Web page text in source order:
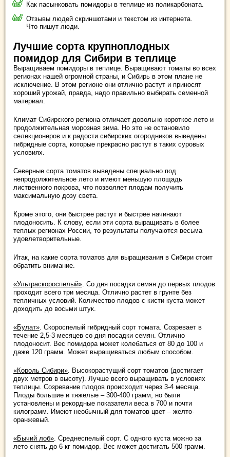
Как пасынковать помидоры в теплице из поликарбоната.
Отзывы людей скриншотами и текстом из интернета.
Что пишут люди.
Лучшие сорта крупноплодных
помидор для Сибири в теплице
Выращиваем помидоры в теплице. Выращивают томаты во всех
регионах нашей огромной страны, и Сибирь в этом плане не
исключение. В этом регионе они отлично растут и приносят
хороший урожай, правда, надо правильно выбирать семенной
материал.
Климат Сибирского региона отличает довольно короткое лето и
продолжительная морозная зима. Но это не остановило
селекционеров и к радости сибирских огородников выведены
гибридные сорта, которые прекрасно растут в таких суровых
условиях.
Северные сорта томатов выведены специально под
непродолжительное лето и имеют меньшую площадь
лиственного покрова, что позволяет плодам получить
максимальную дозу света.
Кроме этого, они быстрее растут и быстрее начинают
плодоносить. К слову, если эти сорта выращивать в более
теплых регионах России, то результаты получаются весьма
удовлетворительные.
Итак, на какие сорта томатов для выращивания в Сибири стоит
обратить внимание.
«Ультраскороспелый». Со дня посадки семян до первых плодов
проходит всего три месяца. Отлично растет в грунте без
тепличных условий. Количество плодов с кисти куста может
доходить до восьми штук.
«Булат». Скороспелый гибридный сорт томата. Созревает в
течение 2,5-3 месяцев со дня посадки семян. Отлично
плодоносит. Вес помидора может колебаться от 80 до 100 и
даже 120 грамм. Может выращиваться любым способом.
«Король Сибири». Высокорастущий сорт томатов (достигает
двух метров в высоту). Лучше всего выращивать в условиях
теплицы. Созревание плодов происходит через 3-4 месяца.
Плоды большие и тяжелые – 300-400 грамм, но были
установлены и рекордные показатели веса в 700 и почти
килограмм. Имеют необычный для томатов цвет – желто-
оранжевый.
«Бычий лоб». Среднеспелый сорт. С одного куста можно за
лето снять до 6 кг помидор. Вес может достигать 500 грамм.